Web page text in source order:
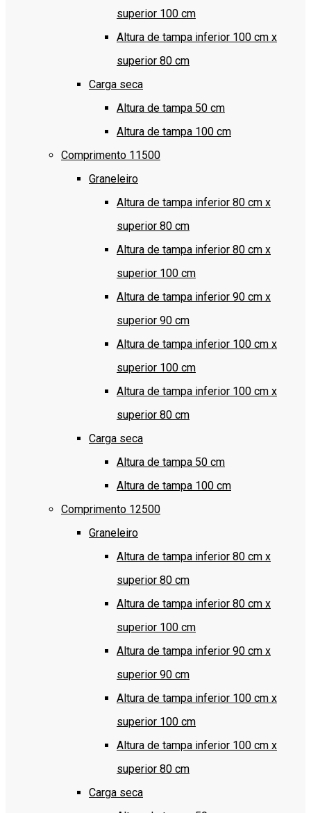
superior 100 cm
Altura de tampa inferior 100 cm x
superior 80 cm
Carga seca
Altura de tampa 50 cm
Altura de tampa 100 cm
Comprimento 11500
Graneleiro
Altura de tampa inferior 80 cm x
superior 80 cm
Altura de tampa inferior 80 cm x
superior 100 cm
Altura de tampa inferior 90 cm x
superior 90 cm
Altura de tampa inferior 100 cm x
superior 100 cm
Altura de tampa inferior 100 cm x
superior 80 cm
Carga seca
Altura de tampa 50 cm
Altura de tampa 100 cm
Comprimento 12500
Graneleiro
Altura de tampa inferior 80 cm x
superior 80 cm
Altura de tampa inferior 80 cm x
superior 100 cm
Altura de tampa inferior 90 cm x
superior 90 cm
Altura de tampa inferior 100 cm x
superior 100 cm
Altura de tampa inferior 100 cm x
superior 80 cm
Carga seca